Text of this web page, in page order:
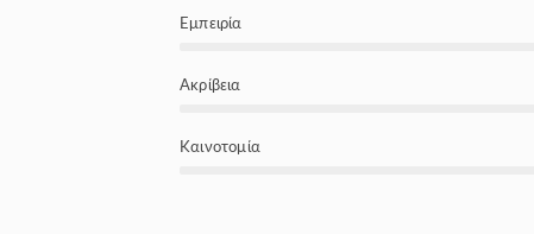
Εμπειρία
Ακρίβεια
Καινοτομία